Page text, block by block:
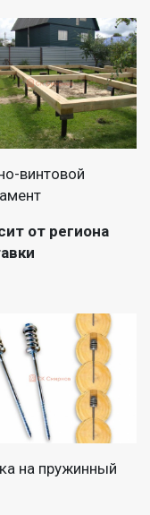
винтовой
от региона
на пружинный